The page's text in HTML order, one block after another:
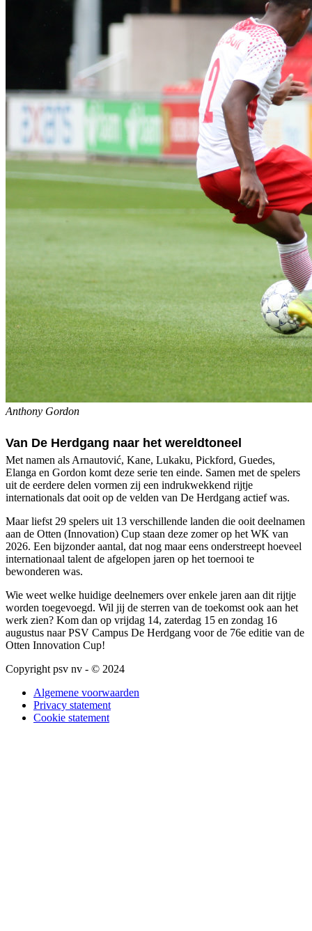
Anthony Gordon
Van De Herdgang naar het wereldtoneel
Met namen als Arnautović, Kane, Lukaku, Pickford, Guedes,
Elanga en Gordon komt deze serie ten einde. Samen met de spelers
uit de eerdere delen vormen zij een indrukwekkend rijtje
internationals dat ooit op de velden van De Herdgang actief was.
Maar liefst 29 spelers uit 13 verschillende landen die ooit deelnamen
aan de Otten (Innovation) Cup staan deze zomer op het WK van
2026. Een bijzonder aantal, dat nog maar eens onderstreept hoeveel
internationaal talent de afgelopen jaren op het toernooi te
bewonderen was.
Wie weet welke huidige deelnemers over enkele jaren aan dit rijtje
worden toegevoegd. Wil jij de sterren van de toekomst ook aan het
werk zien? Kom dan op vrijdag 14, zaterdag 15 en zondag 16
augustus naar PSV Campus De Herdgang voor de 76e editie van de
Otten Innovation Cup!
Copyright psv nv - © 2024
Algemene voorwaarden
Privacy statement
Cookie statement